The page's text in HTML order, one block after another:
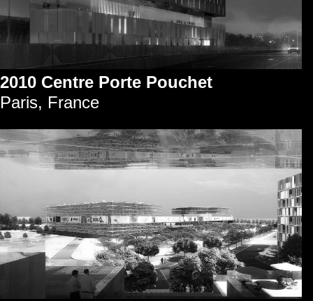
2010 Centre Porte Pouchet
Paris, France